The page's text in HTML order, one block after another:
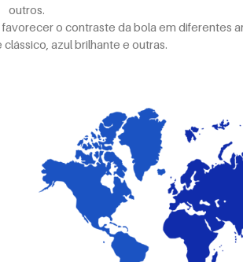
outros.
o contraste da bola em diferentes
azul brilhante e outras.